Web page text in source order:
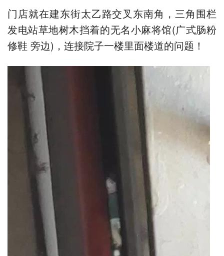
门店就在建东街太乙路交叉东南角，三角围栏
发电站草地树木挡着的无名小麻将馆(广式肠粉
修鞋 旁边)，连接院子一楼里面楼道的问题！